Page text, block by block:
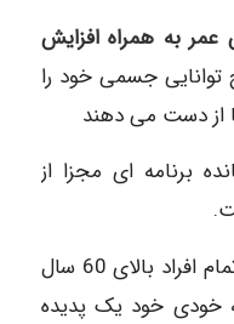
عمر به همراه افزایش
توانایی جسمی خود را
– حفظ و ارتقا سلامت باقی مانده برنامه ‎ای مجزا از
تمام افراد بالای 60 سال
خودی خود یک پدیده